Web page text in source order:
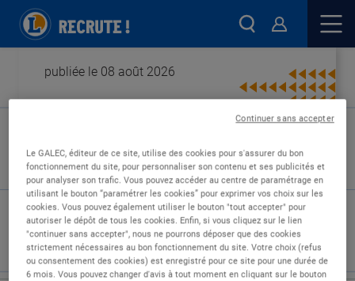
publiée le 08 août 2026
Type de contrat :
Expérience :
Études :
Le GALEC, éditeur de ce site, utilise des cookies pour s'assurer du bon
fonctionnement du site, pour personnaliser son contenu et ses publicités et
pour analyser son trafic. Vous pouvez accéder au centre de paramétrage en
utilisant le bouton “paramétrer les cookies” pour exprimer vos choix sur les
cookies. Vous pouvez également utiliser le bouton "tout accepter" pour
autoriser le dépôt de tous les cookies. Enfin, si vous cliquez sur le lien
"continuer sans accepter", nous ne pourrons déposer que des cookies
strictement nécessaires au bon fonctionnement du site. Votre choix (refus
ou consentement des cookies) est enregistré pour ce site pour une durée de
6 mois. Vous pouvez changer d'avis à tout moment en cliquant sur le bouton
Continuer sans accepter